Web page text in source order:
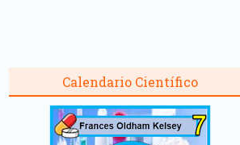
Calendario Científico